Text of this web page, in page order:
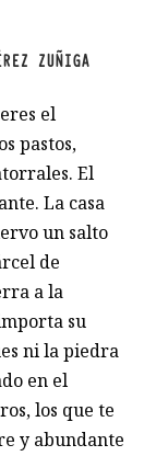
ZUÑIGA
el
pastos,
El
La casa
un salto
de
a la
su
ni la piedra
en el
los que te
y abundante